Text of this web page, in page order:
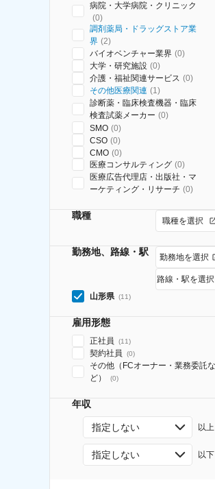
病院・大学病院・クリニック
(0)
調剤薬局・ドラッグストア業
界 (2)
バイオベンチャー業界 (0)
大学・研究施設 (0)
介護・福祉関連サービス (0)
その他医療関連 (1)
診断薬・臨床検査機器・臨床
検査試薬メーカー (0)
SMO (0)
CSO (0)
CMO (0)
医療コンサルティング (0)
医療広告代理店・出版社・マ
ーケティング・リサーチ (0)
職種 職種を選択
勤務地、路線・駅 勤務地を選択
路線・駅を選択
山形県 (11)
雇用形態
正社員 (11)
契約社員 (0)
その他（FCオーナー・業務委託な
ど）
(0)
年収
指定しない 以上
指定しない 以下